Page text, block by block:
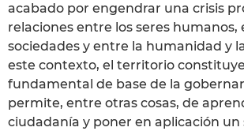
acabado por engendrar una crisis
relaciones entre los seres humanos,
sociedades y entre la humanidad y
este contexto, el territorio
fundamental de base de la
permite, entre otras cosas, de
ciudadanía y poner en aplicación un